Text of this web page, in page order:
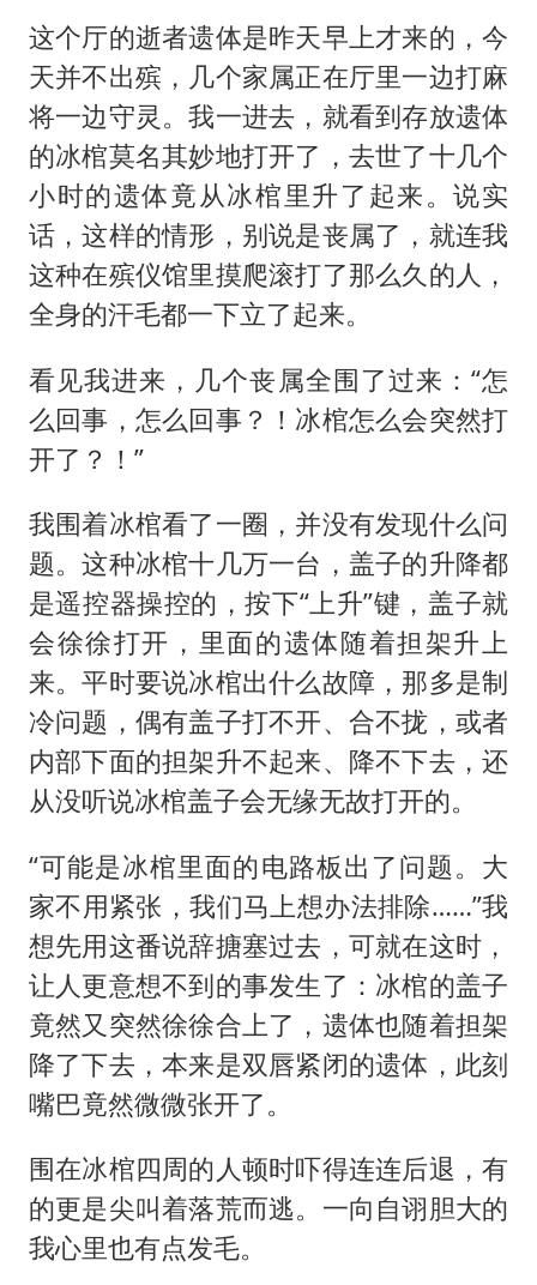
这个厅的逝者遗体是昨天早上才来的，今
天并不出殡，几个家属正在厅里一边打麻
将一边守灵。我一进去，就看到存放遗体
的冰棺莫名其妙地打开了，去世了十几个
小时的遗体竟从冰棺里升了起来。说实
话，这样的情形，别说是丧属了，就连我
这种在殡仪馆里摸爬滚打了那么久的人，
全身的汗毛都一下立了起来。
看见我进来，几个丧属全围了过来：“怎
么回事，怎么回事？！冰棺怎么会突然打
开了？！”
我围着冰棺看了一圈，并没有发现什么问
题。这种冰棺十几万一台，盖子的升降都
是遥控器操控的，按下“上升”键，盖子就
会徐徐打开，里面的遗体随着担架升上
来。平时要说冰棺出什么故障，那多是制
冷问题，偶有盖子打不开、合不拢，或者
内部下面的担架升不起来、降不下去，还
从没听说冰棺盖子会无缘无故打开的。
“可能是冰棺里面的电路板出了问题。大
家不用紧张，我们马上想办法排除……”我
想先用这番说辞搪塞过去，可就在这时，
让人更意想不到的事发生了：冰棺的盖子
竟然又突然徐徐合上了，遗体也随着担架
降了下去，本来是双唇紧闭的遗体，此刻
嘴巴竟然微微张开了。
围在冰棺四周的人顿时吓得连连后退，有
的更是尖叫着落荒而逃。一向自诩胆大的
我心里也有点发毛。